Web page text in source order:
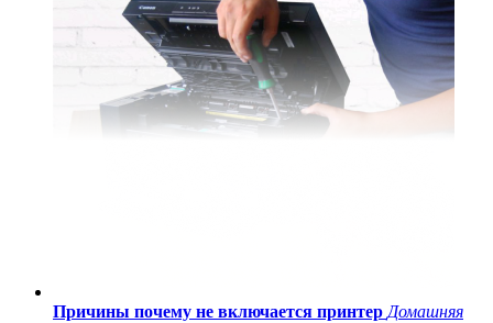
Причины почему не включается принтер Домашняя